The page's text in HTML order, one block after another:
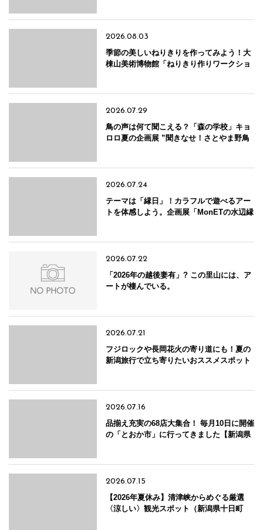
2026.08.03
季節の美しいねりきりを作ってみよう！大
棟山美術博物館「ねりきり作りワークショ
2026.07.29
鳥の声は何て聞こえる？「森の学校」キョ
ロロ夏の企画展 ”聞きなせ！さとやま野鳥
2026.07.24
テーマは「縁日」！カラフルで遊べるアー
トを体感しよう。企画展「MonETの水辺縁
2026.07.22
「2026年の越後妻有」? この里山には、ア
ートが棲んでいる。
2026.07.21
フジロックや長岡花火の寄り道にも！夏の
新潟旅行で立ち寄りたいおススメスポット
2026.07.16
品揃え充実の68店大集合！ 毎月10日に開催
の「とおか市」に行ってきました【新潟県
2026.07.15
【2026年夏休み】清津峡からめぐる厳選
〈涼しい〉観光スポット（新潟県十日町